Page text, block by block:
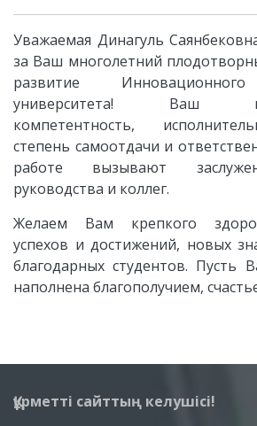
Уважаемая Динагуль
за Ваш многолетний
развитие
университета! Ваш
компетентность,
степень самоотдачи и
работе вызывают
руководства и коллег.
Желаем Вам крепкого
успехов и достижений, новых
благодарных студентов. Пусть
наполнена благополучием,
Құрметті сайттың келушісі!